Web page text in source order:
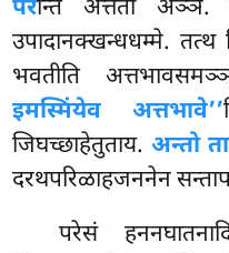
परन्ति अत्ततो
उपादानक्खन्धधम्मे. तत्थ
भवतीति
इमस्मिंयेव अत्तभावे’’
जिघच्छाहेतुताय.अन्तो
दरथपरिळाहजननेन
परेसं